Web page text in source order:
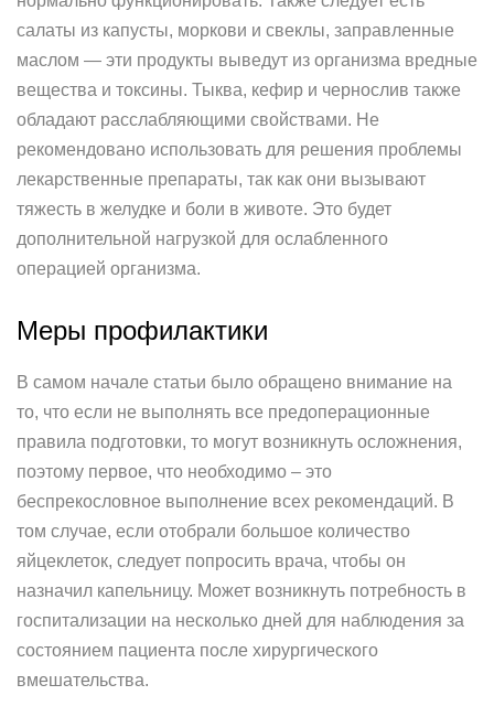
салаты из капусты, моркови и свеклы, заправленные
маслом — эти продукты выведут из организма вредные
вещества и токсины. Тыква, кефир и чернослив также
обладают расслабляющими свойствами. Не
рекомендовано использовать для решения проблемы
лекарственные препараты, так как они вызывают
тяжесть в желудке и боли в животе. Это будет
дополнительной нагрузкой для ослабленного
операцией организма.
Меры профилактики
В самом начале статьи было обращено внимание на
то, что если не выполнять все предоперационные
правила подготовки, то могут возникнуть осложнения,
поэтому первое, что необходимо – это
беспрекословное выполнение всех рекомендаций. В
том случае, если отобрали большое количество
яйцеклеток, следует попросить врача, чтобы он
назначил капельницу. Может возникнуть потребность в
госпитализации на несколько дней для наблюдения за
состоянием пациента после хирургического
вмешательства.